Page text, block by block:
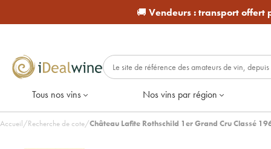
🚚 Vendeurs :transport offert
Tous nos vins Nos vins par région
Accueil/Recherche de cote/Château Lafite Rothschild 1er Grand Cru Classé